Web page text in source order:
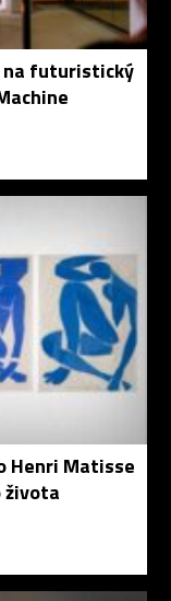
na futuristický
Henri Matisse
života